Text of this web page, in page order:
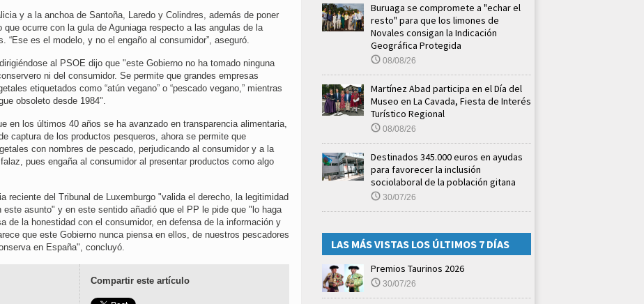
y a la anchoa de Santoña, Laredo y Colindres, además de poner
que ocurre con la gula de Aguniaga respecto a las angulas de la
“Ese es el modelo, y no el engaño al consumidor”, aseguró.
al PSOE dijo que "este Gobierno no ha tomado ninguna
ni del consumidor. Se permite que grandes empresas
etiquetados como “atún vegano” o “pescado vegano,” mientras
obsoleto desde 1984".
en los últimos 40 años se ha avanzado en transparencia alimentaria,
captura de los productos pesqueros, ahora se permite que
con nombres de pescado, perjudicando al consumidor y a la
pues engaña al consumidor al presentar productos como algo
reciente del Tribunal de Luxemburgo "valida el derecho, la legitimidad
este asunto" y en este sentido añadió que el PP le pide que "lo haga
de la honestidad con el consumidor, en defensa de la información y
que este Gobierno nunca piensa en ellos, de nuestros pescadores
en España", concluyó.
Compartir este artículo
Buruaga se compromete a "echar el
resto" para que los limones de
Novales consigan la Indicación
Geográfica Protegida
08/08/26
Martínez Abad participa en el Día del
Museo en La Cavada, Fiesta de Interés
Turístico Regional
08/08/26
Destinados 345.000 euros en ayudas
para favorecer la inclusión
sociolaboral de la población gitana
30/07/26
LAS MÁS VISTAS LOS ÚLTIMOS 7 DÍAS
Premios Taurinos 2026
30/07/26